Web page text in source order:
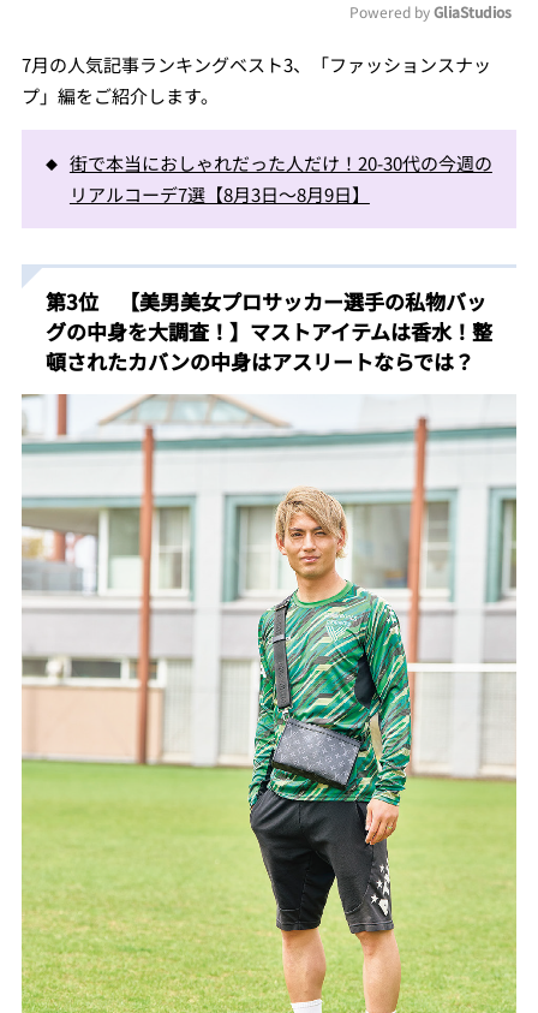
Mute
Powered by GliaStudios
7月の人気記事ランキングベスト3、「ファッションスナッ
プ」編をご紹介します。
街で本当におしゃれだった人だけ！20-30代の今週の
リアルコーデ7選【8月3日〜8月9日】
第3位 【美男美女プロサッカー選手の私物バッ
グの中身を大調査！】マストアイテムは香水！整
頓されたカバンの中身はアスリートならでは？